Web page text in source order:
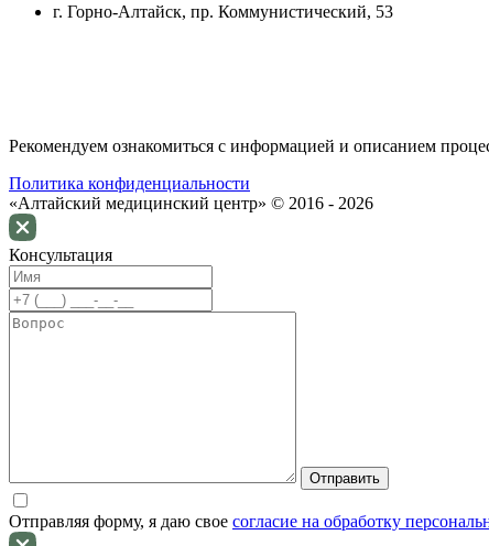
г. Горно-Алтайск, пр. Коммунистический, 53
Рекомендуем ознакомиться с информацией и описанием
Политика конфиденциальности
«Алтайский медицинский центр» © 2016 - 2026
Консультация
Отправляя форму, я даю свое согласие на обработку